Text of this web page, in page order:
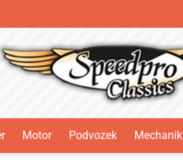
Motor Podvozek Mechanik